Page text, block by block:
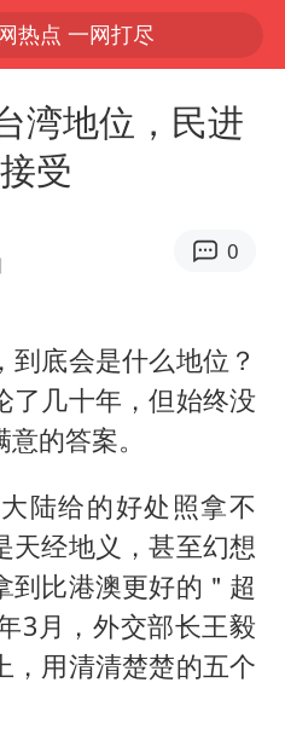
热点 一网打尽
湾地位，民进
受
0
到底会是什么地位？
了几十年，但始终没
的答案。
陆给的好处照拿不
天经地义，甚至幻想
到比港澳更好的＂超
3月，外交部长王毅
，用清清楚楚的五个